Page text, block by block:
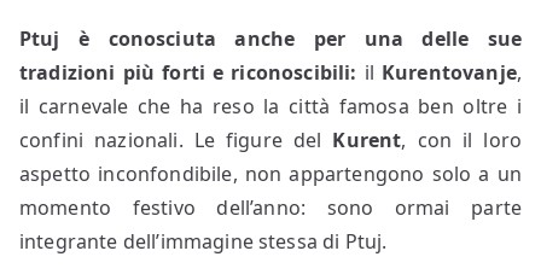
Ptuj è conosciuta anche per una delle sue
tradizioni più forti e riconoscibili: il Kurentovanje,
il carnevale che ha reso la città famosa ben oltre i
confini nazionali. Le figure del Kurent, con il loro
aspetto inconfondibile, non appartengono solo a un
momento festivo dell’anno: sono ormai parte
integrante dell’immagine stessa di Ptuj.